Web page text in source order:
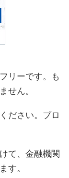
リーです。も
せん。
ださい。ブロ
て、金融機関
す。